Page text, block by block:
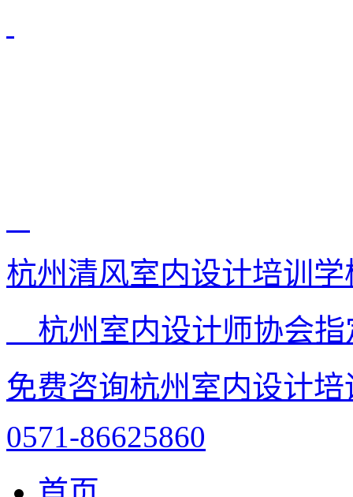
杭州清风室内设计培训学
杭州室内设计师协会
免费咨询杭州室内设计
0571-86625860